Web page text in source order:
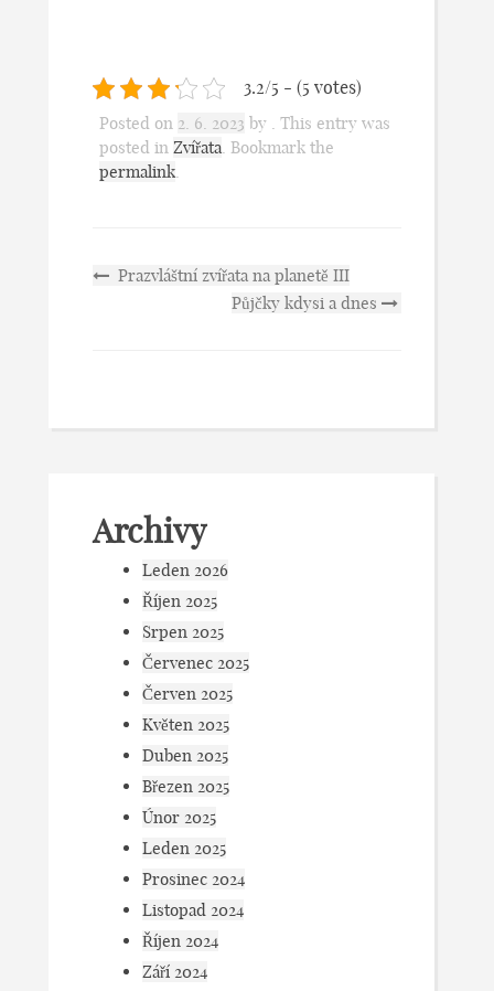
3.2/5 - (5 votes)
Posted on 2. 6. 2023 by . This entry was
posted in Zvířata. Bookmark the
permalink.
Prazvláštní zvířata na planetě III
Půjčky kdysi a dnes
Archivy
Leden 2026
Říjen 2025
Srpen 2025
Červenec 2025
Červen 2025
Květen 2025
Duben 2025
Březen 2025
Únor 2025
Leden 2025
Prosinec 2024
Listopad 2024
Říjen 2024
Září 2024